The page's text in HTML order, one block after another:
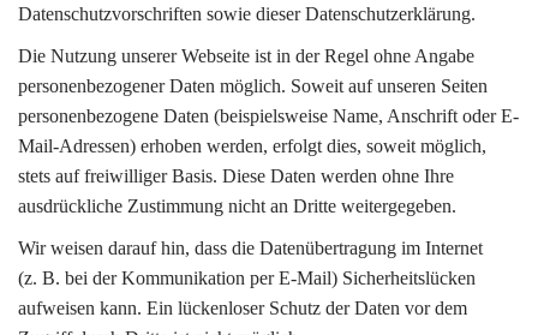
e
t
Datenschutzvorschriften sowie dieser Datenschutzerklärung.
Die Nutzung unserer Webseite ist in der Regel ohne Angabe
personenbezogener Daten möglich. Soweit auf unseren Seiten
personenbezogene Daten (beispielsweise Name, Anschrift oder E-
Mail-Adressen) erhoben werden, erfolgt dies, soweit möglich,
stets auf freiwilliger Basis. Diese Daten werden ohne Ihre
ausdrückliche Zustimmung nicht an Dritte weitergegeben.
Wir weisen darauf hin, dass die Datenübertragung im Internet
(z. B. bei der Kommunikation per E-Mail) Sicherheitslücken
aufweisen kann. Ein lückenloser Schutz der Daten vor dem